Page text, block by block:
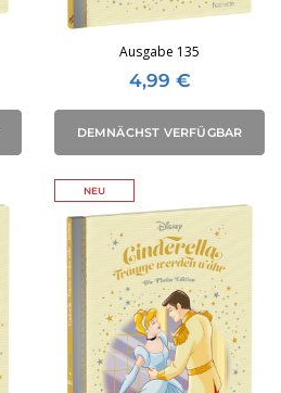
Ausgabe 135
4,99 €
DEMNÄCHST VERFÜGBAR
NEU